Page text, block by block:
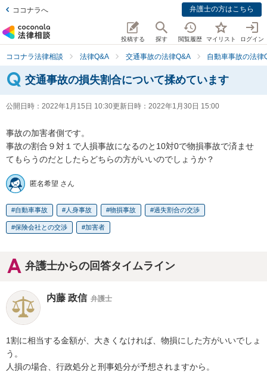
ココナラへ 弁護士の方はこちら
投稿する 探す 閲覧履歴 マイリスト ログイン
ココナラ法律相談 法律Q&A 交通事故の法律Q&A 自動車事故の法律
交通事故の損失割合について揉めています
公開日時： 2022年1月15日 10:30更新日時： 2022年1月30日 15:00
事故の加害者側です。
事故の割合９対１で人損事故になるのと10対0で物損事故で済ませ
てもらうのだとしたらどちらの方がいいのでしょうか？
匿名希望 さん
自動車事故 人身事故 物損事故 過失割合の交渉
保険会社との交渉 加害者
弁護士からの回答タイムライン
内藤 政信 弁護士
1割に相当する金額が、大きくなければ、物損にした方がいいでしょ
う。
人損の場合、行政処分と刑事処分が予想されますから。